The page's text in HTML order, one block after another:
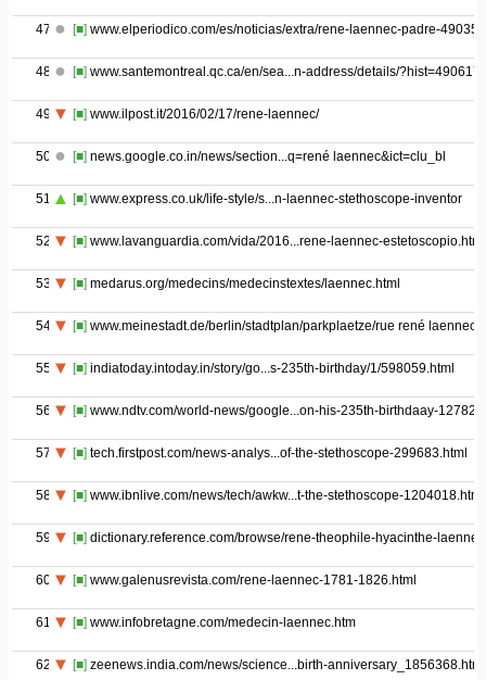
47 [■]www.elperiodico.com/es/noticias/extra/rene-laennec-padre-
48 [■]www.santemontreal.qc.ca/en/sea...n-address/details/?hist=490617
49 [■]www.ilpost.it/2016/02/17/rene-laennec/
50 [■]news.google.co.in/news/section...q=rené laennec&ict=clu_bl
51 [■]www.express.co.uk/life-style/s...n-laennec-stethoscope-inventor
52 [■]www.lavanguardia.com/vida/2016...rene-laennec-estetoscopio.html
53 [■]medarus.org/medecins/medecinstextes/laennec.html
54 [■]www.meinestadt.de/berlin/stadtplan/parkplaetze/rue rené laennec
55 [■]indiatoday.intoday.in/story/go...s-235th-birthday/1/598059.html
56 [■]www.ndtv.com/world-news/google...on-his-235th-birthdaay-
57 [■]tech.firstpost.com/news-analys...of-the-stethoscope-299683.html
58 [■]www.ibnlive.com/news/tech/awkw...t-the-stethoscope-1204018.html
59 [■]dictionary.reference.com/browse/rene-theophile-hyacinthe-laennec
60 [■]www.galenusrevista.com/rene-laennec-1781-1826.html
61 [■]www.infobretagne.com/medecin-laennec.htm
62 [■]zeenews.india.com/news/science...birth-anniversary_1856368.html